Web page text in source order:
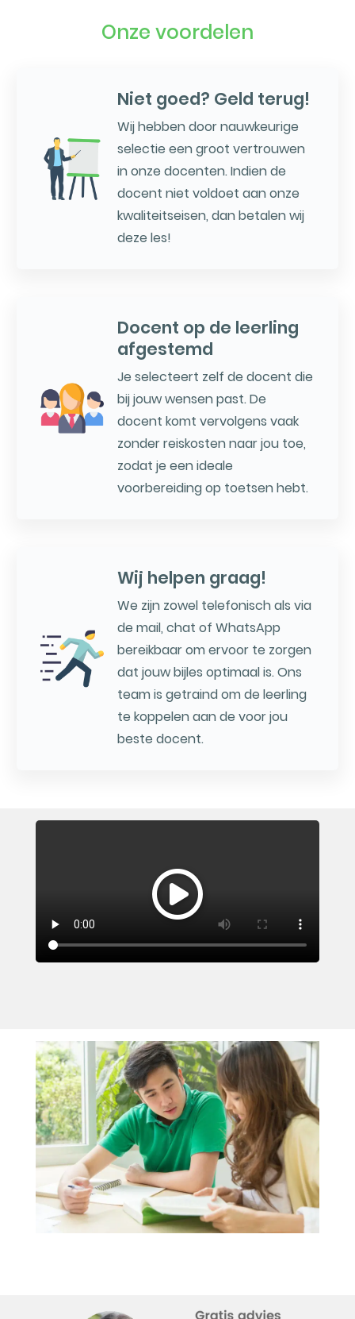
Onze voordelen
Niet goed? Geld terug!
Wij hebben door nauwkeurige
selectie een groot vertrouwen
in onze docenten. Indien de
docent niet voldoet aan onze
kwaliteitseisen, dan betalen wij
deze les!
Docent op de leerling
afgestemd
Je selecteert zelf de docent die
bij jouw wensen past. De
docent komt vervolgens vaak
zonder reiskosten naar jou toe,
zodat je een ideale
voorbereiding op toetsen hebt.
Wij helpen graag!
We zijn zowel telefonisch als via
de mail, chat of WhatsApp
bereikbaar om ervoor te zorgen
dat jouw bijles optimaal is. Ons
team is getraind om de leerling
te koppelen aan de voor jou
beste docent.